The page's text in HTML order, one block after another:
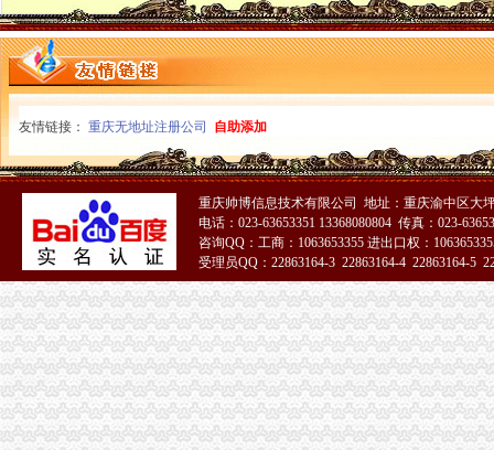
江津局采取“五个联动”重庆税务注销提高维权效率
北碚局重庆税务注销开通微型企业工作声讯电话
北部新区局重庆分公司注销多措并举加亚运会食品安全监管工作
沙坪坝局重庆营业执照注销帮扶困难大创办微型企业受好评
市局副局长陈文渝出席西南大学“微型企业创业指导站”重庆营业执照注销授牌
全市重庆分公司注销工商部门深入推进未成年人思想道德建设工作取得阶段成效
市局局长、重庆营业执照注销组书记波到綦江局调研工作
永川局突出“四增四创四新”重庆代办公司促进工作再上新台阶
市重庆税务注销局建立联动制度 助推1000户微企发展
全市重庆营业执照注销深入推进未成年人思想道德建设工作圆满结束
市重庆代办公司工商系统公务员招录面试工作圆满结束
市局充分发挥登记管理职能作用 服务“两翼”重庆分公司注销农户万元增收成效
注册局大力推进重庆农村商业银行股份有限公司重组上市重庆税务注销
长寿局重庆代办公司大力促进非公经济组织创先争优
经开区局重庆营业执照注销化监管工作规范美博会广告宣
江津局大力扶持微型企业参与市重庆公司注销场竞争
北碚局重庆代办公司开展涉外中介行业清理整顿
合川局重庆分公司注销积做好微型企业持续发展工作
市重庆代办公司局副局长李林出席巴南工商分局与邹城市工商局友好合作协议
友情链接： 重庆无地址注册公司 自助添加
重庆帅博信息技术有限公司 地址：重庆渝中区大
电话：023-63653351 13368080804 传真：023-
咨询QQ：工商：1063653355 进出口权：
受理员QQ：22863164-3 22863164-4 22863164-5